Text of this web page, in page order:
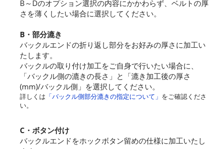
B～Dのオプション選択の内容にかかわらず、ベルトの厚
さを薄くしたい場合に選択してください。
B・部分漉き
バックルエンドの折り返し部分をお好みの厚さに加工い
たします。
バックルの取り付け加工をご自身で行いたい場合に、
「バックル側の漉きの長さ」と「漉き加工後の厚さ
(mm)/バックル側」を選択してください。
詳しくは 「バックル側部分漉きの指定について」 をご確認くださ
い。
C・ボタン付け
バックルエンドをホックボタン留めの仕様に加工いたし